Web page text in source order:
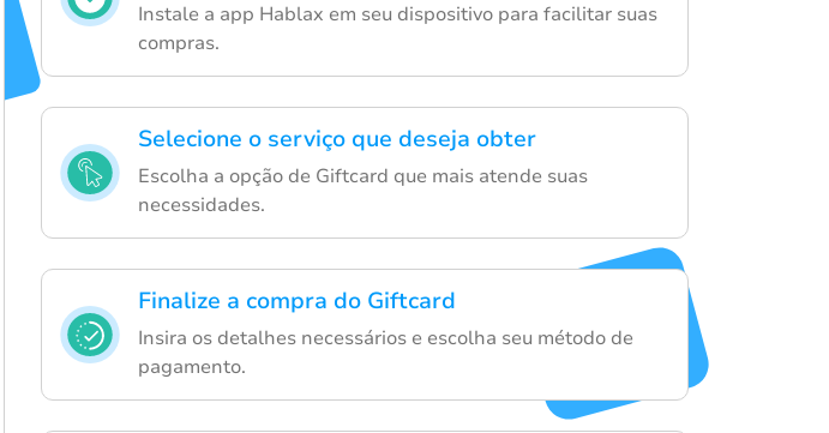
Instale a app Hablax em seu dispositivo para facilitar suas
compras.
Selecione o serviço que deseja obter
Escolha a opção de Giftcard que mais atende suas
necessidades.
Finalize a compra do Giftcard
Insira os detalhes necessários e escolha seu método de
pagamento.